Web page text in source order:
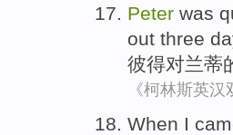
Peter was
out three
彼得对兰蒂
《柯林斯英汉
When I